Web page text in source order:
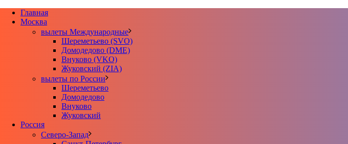
Главная
Москва
вылеты Международные
Шереметьево (SVO)
Домодедово (DME)
Внуково (VKO)
Жуковский (ZIA)
вылеты по России
Шереметьево
Домодедово
Внуково
Жуковский
Россия
Северо-Запад